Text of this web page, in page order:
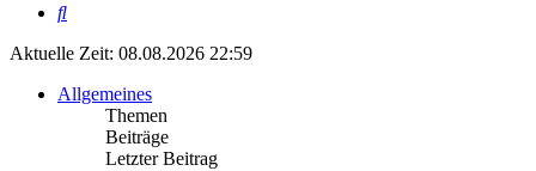
Suche
Aktuelle Zeit: 08.08.2026 22:59
Allgemeines
Themen
Beiträge
Letzter Beitrag